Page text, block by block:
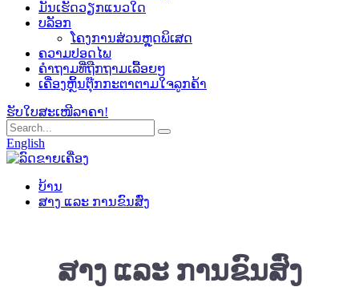
ມັນເຮັດວຽກແນວໃດ
ບລັອກ
ໂຄງການສ່ວນຫຼຸດພິເສດ
ຄວາມປອດໄພ
ຄຳຖາມທີ່ຖືກຖາມເລື້ອຍໆ
ເຄື່ອງຫຼິ້ນຕຸ໊ກກະຕາຕາມໃຈລູກຄ້າ
ຮັບໃບສະເໜີລາຄາ!
English
ບ້ານ
ສາງ ແລະ ການຂົນສົ່ງ
ສາງ ແລະ ການຂົນສົ່ງ